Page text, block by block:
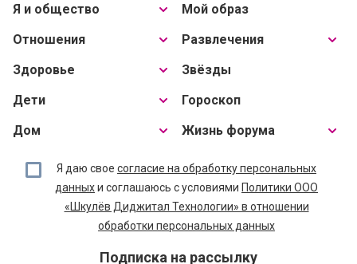
Я и общество
Отношения
Здоровье
Дети
Дом
Мой образ
Развлечения
Звёзды
Гороскоп
Жизнь форума
Я даю свое согласие на обработку персональных
данныхи соглашаюсь с условиями Политики ООО
«Шкулёв Диджитал Технологии» в отношении
обработки персональных данных
Подписка на рассылку